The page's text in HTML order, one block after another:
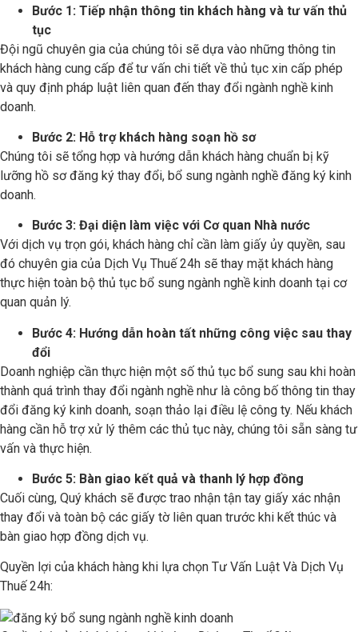
Bước 1: Tiếp nhận thông tin khách hàng và tư vấn thủ
tục
Đội ngũ chuyên gia của chúng tôi sẽ dựa vào những thông tin
khách hàng cung cấp để tư vấn chi tiết về thủ tục xin cấp phép
và quy định pháp luật liên quan đến thay đổi ngành nghề kinh
doanh.
Bước 2: Hỗ trợ khách hàng soạn hồ sơ
Chúng tôi sẽ tổng hợp và hướng dẫn khách hàng chuẩn bị kỹ
lưỡng hồ sơ đăng ký thay đổi, bổ sung ngành nghề đăng ký kinh
doanh.
Bước 3: Đại diện làm việc với Cơ quan Nhà nước
Với dịch vụ trọn gói, khách hàng chỉ cần làm giấy ủy quyền, sau
đó chuyên gia của Dịch Vụ Thuế 24h sẽ thay mặt khách hàng
thực hiện toàn bộ thủ tục bổ sung ngành nghề kinh doanh tại cơ
quan quản lý.
Bước 4: Hướng dẫn hoàn tất những công việc sau thay
đổi
Doanh nghiệp cần thực hiện một số thủ tục bổ sung sau khi hoàn
thành quá trình thay đổi ngành nghề như là công bố thông tin thay
đổi đăng ký kinh doanh, soạn thảo lại điều lệ công ty. Nếu khách
hàng cần hỗ trợ xử lý thêm các thủ tục này, chúng tôi sẵn sàng tư
vấn và thực hiện.
Bước 5: Bàn giao kết quả và thanh lý hợp đồng
Cuối cùng, Quý khách sẽ được trao nhận tận tay giấy xác nhận
thay đổi và toàn bộ các giấy tờ liên quan trước khi kết thúc và
bàn giao hợp đồng dịch vụ.
Quyền lợi của khách hàng khi lựa chọn Tư Vấn Luật Và Dịch Vụ
Thuế 24h: